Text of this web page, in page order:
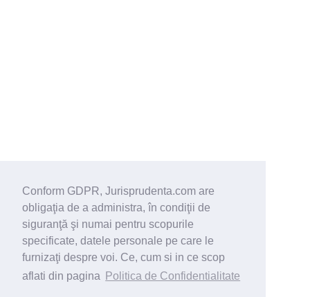
Conform GDPR, Jurisprudenta.com are
obligaţia de a administra, în condiţii de
siguranţă şi numai pentru scopurile
specificate, datele personale pe care le
furnizaţi despre voi. Ce, cum si in ce scop
aflati din pagina
Politica de Confidentialitate